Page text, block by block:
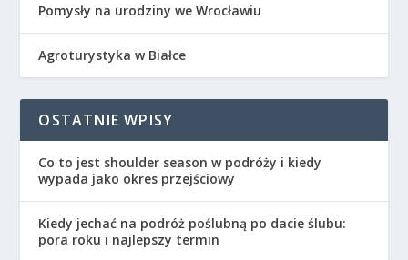
Pomysły na urodziny we Wrocławiu
Agroturystyka w Białce
OSTATNIE WPISY
Co to jest shoulder season w podróży i kiedy
wypada jako okres przejściowy
Kiedy jechać na podróż poślubną po dacie ślubu:
pora roku i najlepszy termin